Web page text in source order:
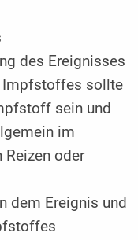
des Ereignisses
Impfstoffes sollte
sein und
im
Reizen oder
dem Ereignis und